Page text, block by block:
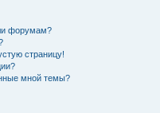
форумам?
страницу!
мной темы?